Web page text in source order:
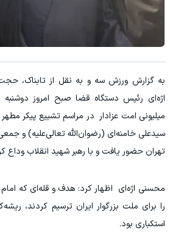
به گزارش ورزش سه و به نقل از تابناک،
میلیونی امت عزادار در مراسم تشییع پیکر
سیدعلی خامنه‌ای (رضوان‌الله تعالی‌علیه) و
تهران حضور یافت و با رهبر شهید انقلاب وداع
محسنی اژه‌ای اظهار کرد: هدف و قله‌ای که
را برای ملت بزرگوار ایران ترسیم کردند،
استکباری بود.